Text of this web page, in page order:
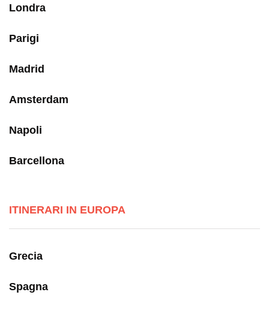
Londra
Parigi
Madrid
Amsterdam
Napoli
Barcellona
ITINERARI IN EUROPA
Grecia
Spagna